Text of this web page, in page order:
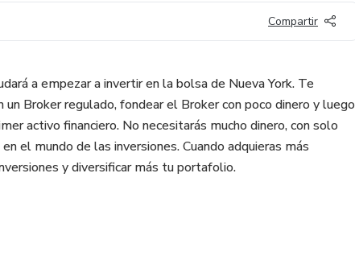
Compartir
a empezar a invertir en la bolsa de Nueva York. Te
un Broker regulado, fondear el Broker con poco dinero y luego
activo financiero. No necesitarás mucho dinero, con solo
el mundo de las inversiones. Cuando adquieras más
y diversificar más tu portafolio.